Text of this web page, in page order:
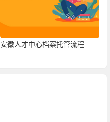
安徽人才中心档案托管流程